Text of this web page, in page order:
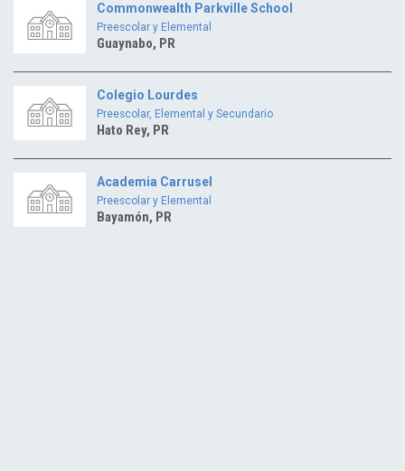
Commonwealth Parkville School
Preescolar y Elemental
Guaynabo, PR
Colegio Lourdes
Preescolar, Elemental y Secundario
Hato Rey, PR
Academia Carrusel
Preescolar y Elemental
Bayamón, PR